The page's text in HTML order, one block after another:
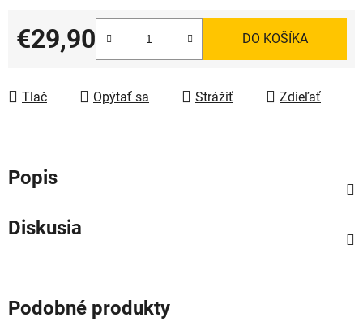
€29,90
Jednotková cena:
DO KOŠÍKA
Tlač Opýtať sa Strážiť Zdieľať
Popis
Diskusia
Podobné produkty